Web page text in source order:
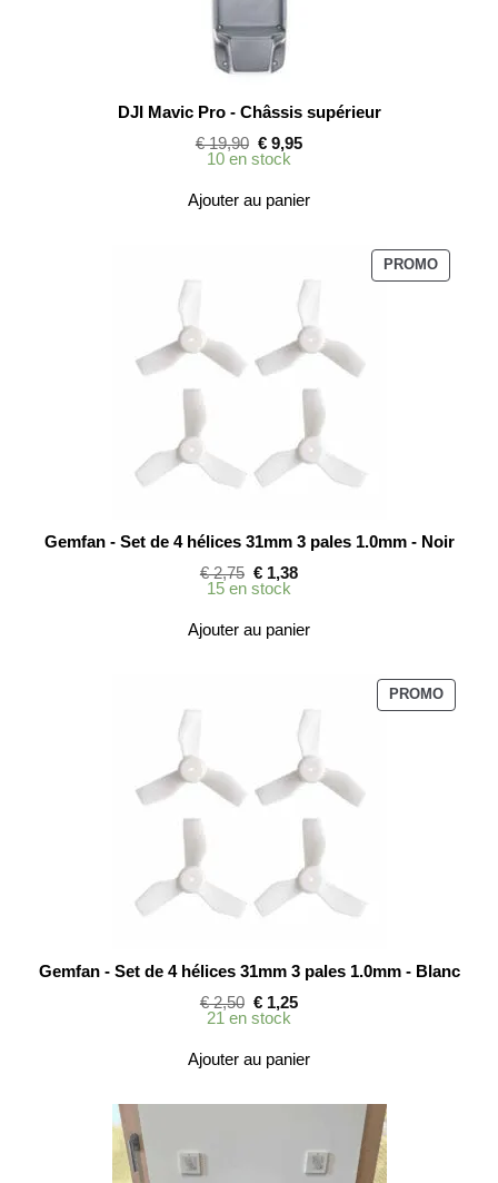
DJI Mavic Pro - Châssis supérieur
€19,90 Le
prix
€ 19,90.
€ 9,95Le
€ 9,95.
10 en stock
Ajouter au panier
PROMO
EN
Gemfan - Set de 4 hélices 31mm 3 pales 1.0mm - Noir
€2,75 Le
prix
€ 2,75.
€ 1,38Le
€ 1,38.
15 en stock
Ajouter au panier
PROMO
EN
Gemfan - Set de 4 hélices 31mm 3 pales 1.0mm - Blanc
€2,50 Le
prix
€ 2,50.
€ 1,25Le
€ 1,25.
21 en stock
Ajouter au panier